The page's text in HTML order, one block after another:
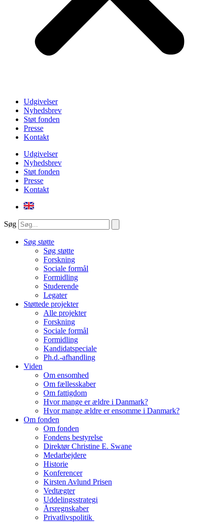
Udgivelser
Nyhedsbrev
Støt fonden
Presse
Kontakt
Udgivelser
Nyhedsbrev
Støt fonden
Presse
Kontakt
Søg
Søg støtte
Søg støtte
Forskning
Sociale formål
Formidling
Studerende
Legater
Støttede projekter
Alle projekter
Forskning
Sociale formål
Formidling
Kandidatspeciale
Ph.d.-afhandling
Viden
Om ensomhed
Om fællesskaber
Om fattigdom
Hvor mange er ældre i Danmark?
Hvor mange ældre er ensomme i Danmark?
Om fonden
Om fonden
Fondens bestyrelse
Direktør Christine E. Swane
Medarbejdere
Historie
Konferencer
Kirsten Avlund Prisen
Vedtægter
Uddelingsstrategi
Årsregnskaber
Privatlivspolitik